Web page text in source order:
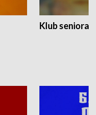
Klub seniora